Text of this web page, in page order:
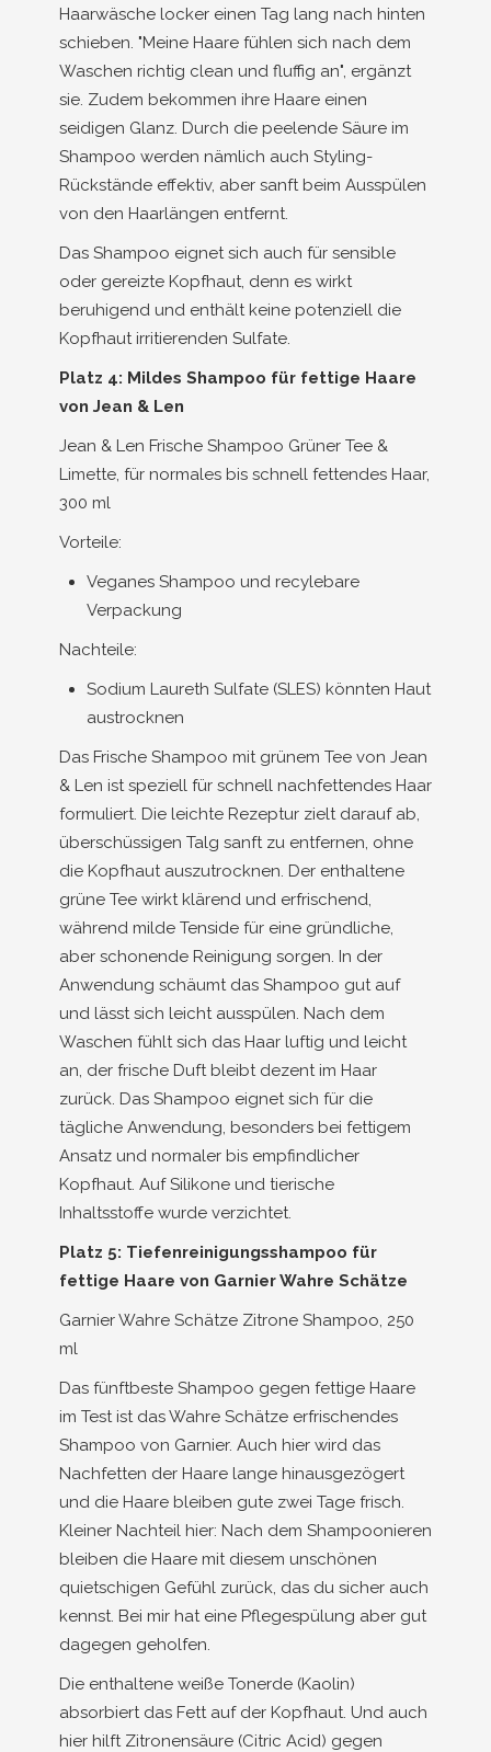
Haarwäsche locker einen Tag lang nach hinten
schieben. "Meine Haare fühlen sich nach dem
Waschen richtig clean und fluffig an", ergänzt
sie. Zudem bekommen ihre Haare einen
seidigen Glanz. Durch die peelende Säure im
Shampoo werden nämlich auch Styling-
Rückstände effektiv, aber sanft beim Ausspülen
von den Haarlängen entfernt.
Das Shampoo eignet sich auch für sensible
oder gereizte Kopfhaut, denn es wirkt
beruhigend und enthält keine potenziell die
Kopfhaut irritierenden Sulfate.
Platz 4: Mildes Shampoo für fettige Haare
von Jean & Len
Jean & Len Frische Shampoo Grüner Tee &
Limette, für normales bis schnell fettendes Haar,
300 ml
Vorteile:
Veganes Shampoo und recylebare
Verpackung
Nachteile:
Sodium Laureth Sulfate (SLES) könnten Haut
austrocknen
Das Frische Shampoo mit grünem Tee von Jean
& Len ist speziell für schnell nachfettendes Haar
formuliert. Die leichte Rezeptur zielt darauf ab,
überschüssigen Talg sanft zu entfernen, ohne
die Kopfhaut auszutrocknen. Der enthaltene
grüne Tee wirkt klärend und erfrischend,
während milde Tenside für eine gründliche,
aber schonende Reinigung sorgen. In der
Anwendung schäumt das Shampoo gut auf
und lässt sich leicht ausspülen. Nach dem
Waschen fühlt sich das Haar luftig und leicht
an, der frische Duft bleibt dezent im Haar
zurück. Das Shampoo eignet sich für die
tägliche Anwendung, besonders bei fettigem
Ansatz und normaler bis empfindlicher
Kopfhaut. Auf Silikone und tierische
Inhaltsstoffe wurde verzichtet.
Platz 5: Tiefenreinigungsshampoo für
fettige Haare von Garnier Wahre Schätze
Garnier Wahre Schätze Zitrone Shampoo, 250
ml
Das fünftbeste Shampoo gegen fettige Haare
im Test ist das Wahre Schätze erfrischendes
Shampoo von Garnier. Auch hier wird das
Nachfetten der Haare lange hinausgezögert
und die Haare bleiben gute zwei Tage frisch.
Kleiner Nachteil hier: Nach dem Shampoonieren
bleiben die Haare mit diesem unschönen
quietschigen Gefühl zurück, das du sicher auch
kennst. Bei mir hat eine Pflegespülung aber gut
dagegen geholfen.
Die enthaltene weiße Tonerde (Kaolin)
absorbiert das Fett auf der Kopfhaut. Und auch
hier hilft Zitronensäure (Citric Acid) gegen